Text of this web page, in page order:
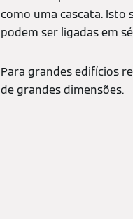
como uma cascata. Isto
podem ser ligadas em
Para grandes edifícios
de grandes dimensões.